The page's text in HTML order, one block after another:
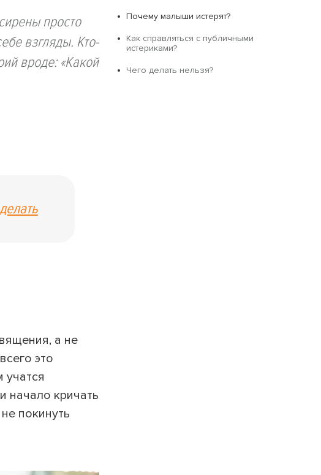
просто
взгляды. Кто-
вроде: «Какой
Почему малыши истерят?
Как справляться с публичными
истериками?
Чего делать нельзя?
а не
это
начало кричать
покинуть